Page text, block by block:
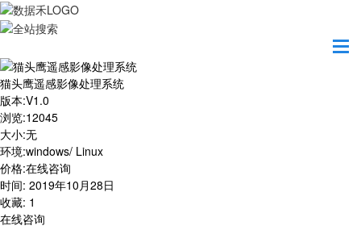
猫头鹰遥感影像处理系统
版本:V1.0
浏览:12045
大小:无
环境:windows/ Linux
价格:在线咨询
时间: 2019年10月28日
收藏: 1
在线咨询